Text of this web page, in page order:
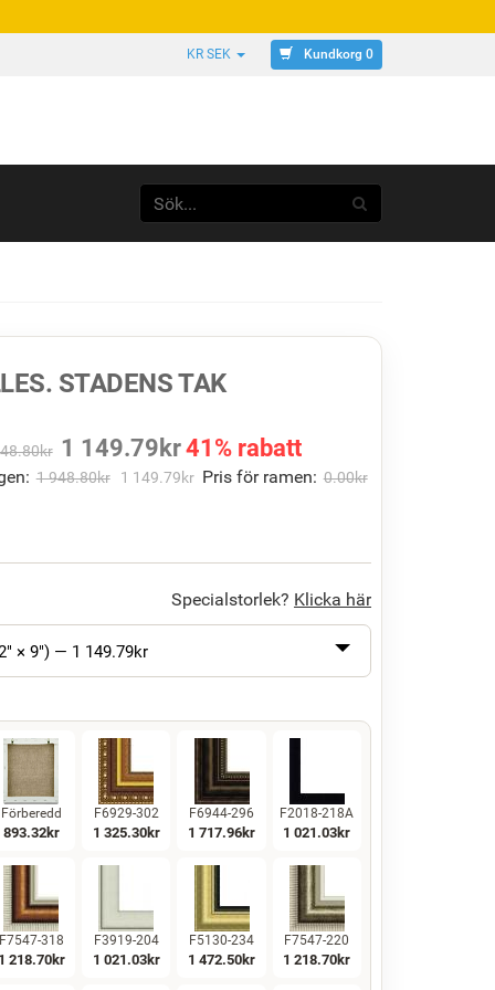
KR SEK Kundkorg 0
STADENS TAK
kr 1 149.79 kr41% rabatt
1 948.80kr 1 149.79kr Pris för ramen: 0.00kr
Specialstorlek? Klicka här
× 9") — 1 149.79kr
Förberedd
893.32kr
F6929-302
1 325.30kr
F6944-296
1 717.96kr
F2018-218A
1 021.03kr
F7547-318
1 218.70kr
F3919-204
1 021.03kr
F5130-234
1 472.50kr
F7547-220
1 218.70kr